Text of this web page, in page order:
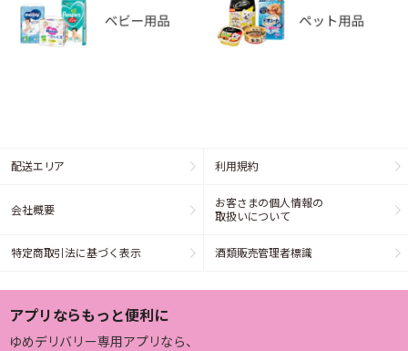
配送エリア 利用規約
会社概要
お客さまの個人情報の
取扱いについて
特定商取引法に基づく表示 酒類販売管理者標識
アプリならもっと便利に
ゆめデリバリー専用アプリなら、